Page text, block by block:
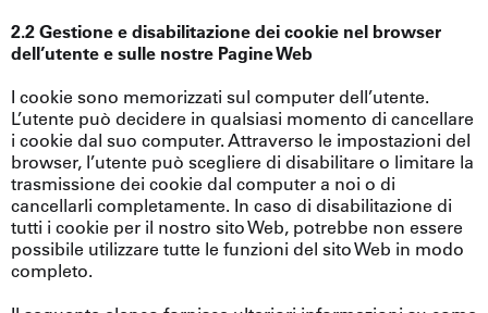
2.2 Gestione e disabilitazione dei cookie nel browser
dell’utente e sulle nostre Pagine Web
I cookie sono memorizzati sul computer dell’utente.
L’utente può decidere in qualsiasi momento di cancellare
i cookie dal suo computer. Attraverso le impostazioni del
browser, l’utente può scegliere di disabilitare o limitare la
trasmissione dei cookie dal computer a noi o di
cancellarli completamente. In caso di disabilitazione di
tutti i cookie per il nostro sito Web, potrebbe non essere
possibile utilizzare tutte le funzioni del sito Web in modo
completo.